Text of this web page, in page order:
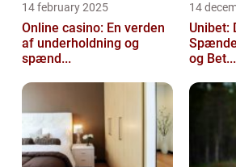
14 february 2025
Online casino: En verden
af underholdning og
spænd...
14
Unibet:
og Bet...